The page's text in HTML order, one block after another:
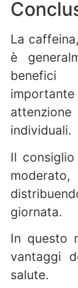
La
è
benefici
individuali.
Il
giornata.
In questo
vantaggi
salute.